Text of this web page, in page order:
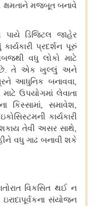
મજબૂત બનાવે
ડિજિટલ જાહેર
પ્રદર્શન પૂરું
વધુ લોકો માટે
.તે એક ખુલ્લું અને
આધુનિક બનાવવા,
ઉપયોગમાં લેવાતા
કિસ્સામાં, સમાવેશ,
કાર્યકારી
તેવી અસર સાથે,
વધુ ગાઢ બનાવી શકે
વિકસિત થઈ ન
સંયોજન